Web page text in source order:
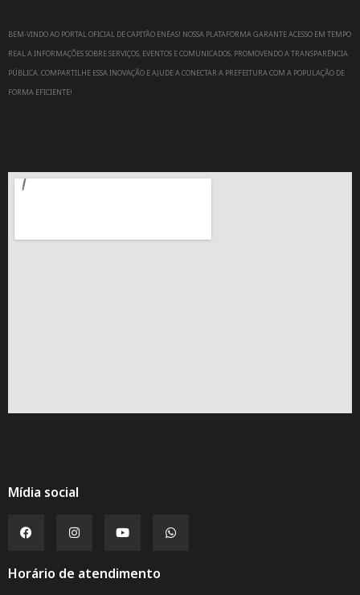
BEM-VINDO AO PORTAL OFICIAL DE CAPITÃO ENÉAS! NOSSA PLATAFORMA GARANTE ACESSO EM TEMPO
REAL A INFORMAÇÕES SOBRE SERVIÇOS, EVENTOS E COMUNICADOS, PROMOVENDO A TRANSPARÊNCIA
PÚBLICA. COMPARTILHE ESSA INOVAÇÃO E AJUDE A CONECTAR A PREFEITURA COM A POPULAÇÃO DE
FORMA EFICIENTE!
Mídia social
Horário de atendimento